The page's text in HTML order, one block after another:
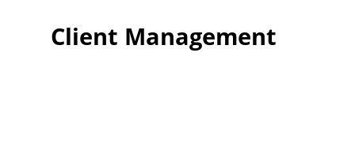
Client Management